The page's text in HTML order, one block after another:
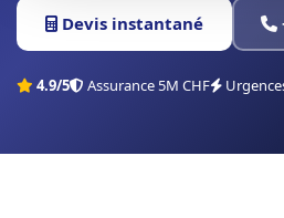
Devis instantané
4.9/5 Assurance 5M CHF